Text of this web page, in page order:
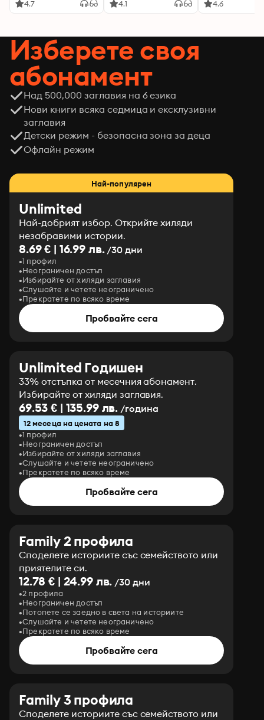
4.7 4.1 4.6
Изберете своя
абонамент
Над 500,000 заглавия на 6 езика
Нови книги всяка седмица и ексклузивни
заглавия
Детски режим - безопасна зона за деца
Офлайн режим
Най-популярен
Unlimited
Най-добрият избор. Открийте хиляди
незабравими истории.
8.69 € | 16.99 лв./30 дни
1 профил
Неограничен достъп
Избирайте от хиляди заглавия
Слушайте и четете неограничено
Прекратете по всяко време
Пробвайте сега
Unlimited Годишен
33% отстъпка от месечния абонамент.
Избирайте от хиляди заглавия.
69.53 € | 135.99 лв. /година
12 месеца на цената на 8
1 профил
Неограничен достъп
Избирайте от хиляди заглавия
Слушайте и четете неограничено
Прекратете по всяко време
Пробвайте сега
Family 2 профила
Споделете историите със семейството или
приятелите си.
12.78 € | 24.99 лв. /30 дни
2 профила
Неограничен достъп
Потопете се заедно в света на историите
Слушайте и четете неограничено
Прекратете по всяко време
Пробвайте сега
Family 3 профила
Споделете историите със семейството или